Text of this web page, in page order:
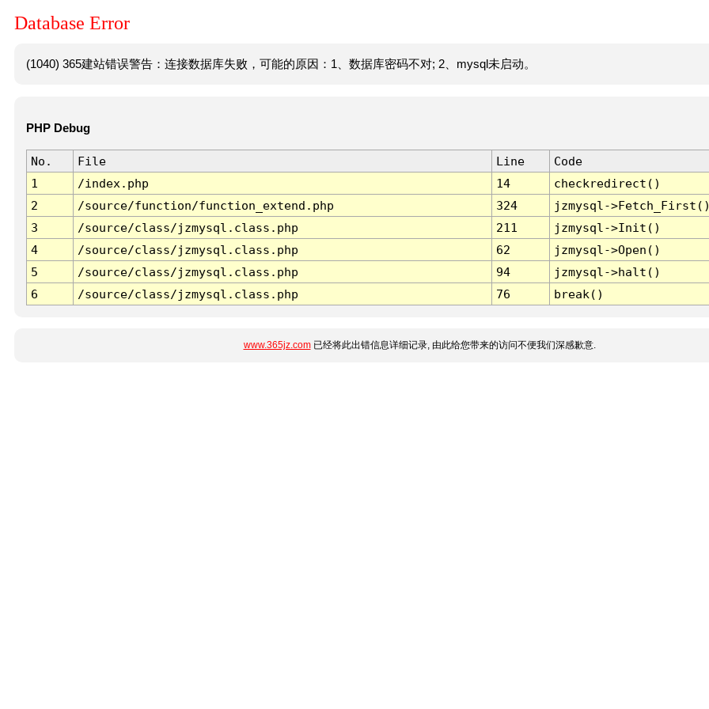
Database Error
(1040) 365建站错误警告：连接数据库失败，可能的原因：1、数据库密码不对; 2、mysql未启动。
PHP Debug
No. File Line
Code
1
/index.php 14
checkredirect()
2
/source/function/function_extend.php 324
jzmysql-
3
/source/class/jzmysql.class.php 211
jzmysql->Init()
4
/source/class/jzmysql.class.php 62
jzmysql->Open()
5
/source/class/jzmysql.class.php 94
jzmysql->halt()
6
/source/class/jzmysql.class.php 76 break()
www.365jz.com已经将此出错信息详细记录, 由此给您带来的访问不便我们深感歉意.